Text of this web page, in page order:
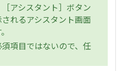
アシスタント］ボタン
れるアシスタント画面
項目ではないので、任